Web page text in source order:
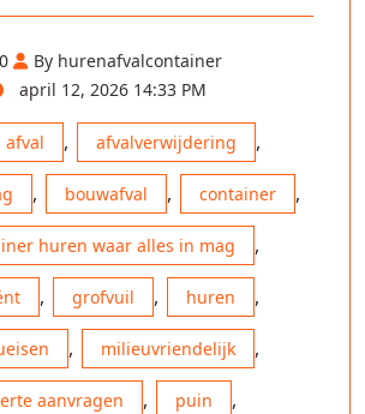
0
By hurenafvalcontainer
april 12, 2026 14:33 PM
afval , afvalverwijdering ,
, bouwafval , container ,
huren waar alles in mag ,
, grofvuil , huren ,
, milieuvriendelijk ,
aanvragen , puin ,